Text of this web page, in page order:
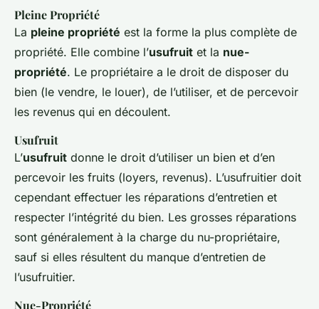
Pleine Propriété
La pleine propriété est la forme la plus complète de
propriété. Elle combine l’usufruit et la nue-
propriété. Le propriétaire a le droit de disposer du
bien (le vendre, le louer), de l’utiliser, et de percevoir
les revenus qui en découlent.
Usufruit
L’usufruit donne le droit d’utiliser un bien et d’en
percevoir les fruits (loyers, revenus). L’usufruitier doit
cependant effectuer les réparations d’entretien et
respecter l’intégrité du bien. Les grosses réparations
sont généralement à la charge du nu-propriétaire,
sauf si elles résultent du manque d’entretien de
l’usufruitier.
Nue-Propriété